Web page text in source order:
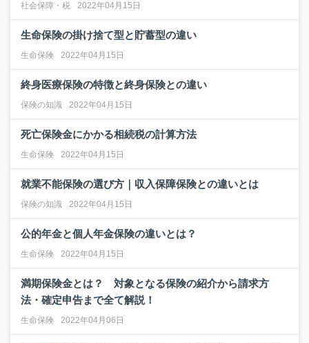
社会保障・税 2022年04月15日
生命保険の掛け捨て型と貯蓄型の違い
生命保険 2022年04月15日
終身医療保険の特徴と終身保険との違い
保険の知識 2022年04月15日
死亡保険金にかかる相続税の計算方法
生命保険 2022年04月15日
就業不能保険の選び方｜収入保障保険との違いとは
保険の知識 2022年04月15日
公的年金と個人年金保険の違いとは？
生命保険 2022年04月15日
満期保険金とは？ 対象となる保険の紹介から請求方
法・確定申告まで全て解説！
生命保険 2022年04月06日